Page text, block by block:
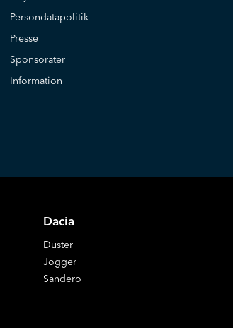
Persondatapolitik
Presse
Sponsorater
Information
Dacia
Duster
Jogger
Sandero